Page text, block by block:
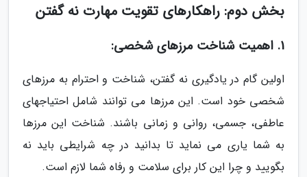
بخش دوم: راهکارهای تقویت مهارت نه گفتن
1. اهمیت شناخت مرزهای شخصی:
اولین گام در یادگیری نه گفتن، شناخت و احترام به مرزهای
شخصی خود است. این مرزها می توانند شامل احتیاجهای
عاطفی، جسمی، روانی و زمانی باشند. شناخت این مرزها
به شما یاری می نماید تا بدانید در چه شرایطی باید نه
بگویید و چرا این کار برای سلامت و رفاه شما لازم است.